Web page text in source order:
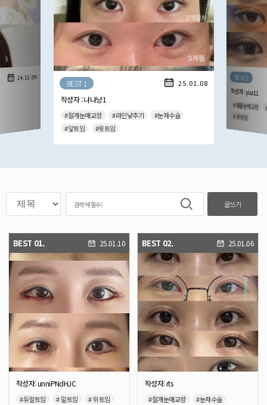
24.12.09
BEST 1 25.01.08
작성자 : 냐냐냥1
#절개눈매교정 #라인낮추기 #눈재수술
#앞트임 #윗트임
BEST 2
작성자 : yua11
#매몰눈매교정
# 윗트임
글쓰기
BEST 01. 25.01.10
작성자: unniPNdHJC
#듀얼트임 # 밑트임 # 뒤트임
BEST 02. 25.01.06
작성자: rts
#절개눈매교정
#눈재수술